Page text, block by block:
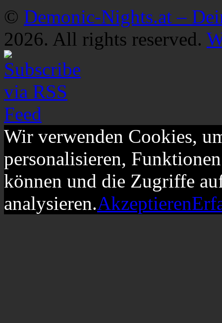
© Demonic-Nights.at –
2026. All rights reserved.
Wir verwenden Cookies,
personalisieren,
können und die Zugriffe
analysieren.Akzeptieren